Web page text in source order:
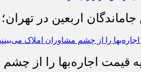
اربعین در
قیمت اجاره‌بها را از